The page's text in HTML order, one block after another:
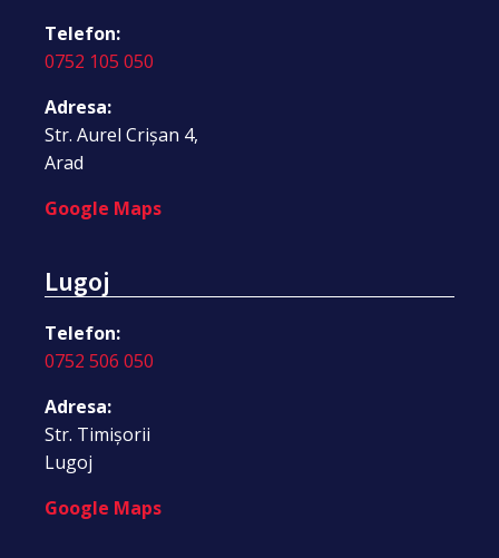
Telefon:
0752 105 050
Adresa:
Str. Aurel Crișan 4,
Arad
Google Maps
Lugoj
Telefon:
0752 506 050
Adresa:
Str. Timișorii
Lugoj
Google Maps